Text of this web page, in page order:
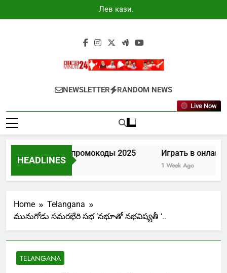
to
Лев казино
промокоды
Newsminute24
Get All Updated Telugu News
NEWSLETTER RANDOM NEWS
Live Now
HEADLINES
Лев казино промокоды 2025
4 Days Ago
Играть в онлайн
1 Week Ago
Home
Telangana
మునుగోడు సమరభేరి సభ ‘నభూతో నభవిష్యతీ ‘..
TELANGANA